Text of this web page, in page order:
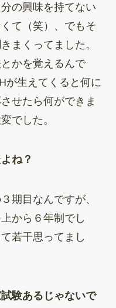
の興味を持てない
て（笑）、でもそ
まくってました。
かを覚えるんで
が生えてくると何に
せたら何ができま
でした。
ね？
期目なんですが、
から６年制でし
若干思ってまし
験あるじゃないで